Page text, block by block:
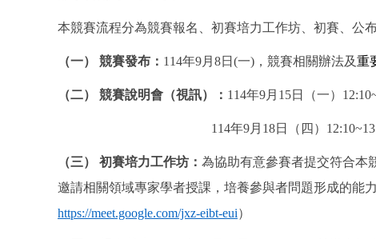
本競賽流程分為競賽報名、初賽培力工作坊、初賽、公
（一） 競賽發布： 114年9月8日(一)，競賽相關辦法及重
（二） 競賽說明會（視訊）： 114年9月15日（一）
114年9月18日（四）
（三） 初賽培力工作坊： 為協助有意參賽者提交符合本
邀請相關領域專家學者授課，培養參與者問題形成的能
https://meet.google.com/jxz-eibt-eui）